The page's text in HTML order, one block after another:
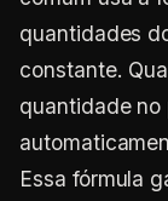
quantidades
constante.
quantidade no
Essa fórmula